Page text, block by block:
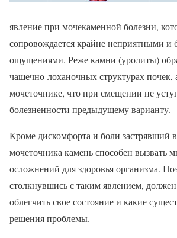
явление при мочекаменной болезни,
сопровождается крайне неприятными и
ощущениями. Реже камни (уролиты)
чашечно-лоханочных структурах почек,
мочеточнике, что при смещении не
болезненности предыдущему варианту.
Кроме дискомфорта и боли застрявший
мочеточника камень способен вызвать
осложнений для здоровья организма.
столкнувшись с таким явлением, должен
облегчить свое состояние и какие
решения проблемы.